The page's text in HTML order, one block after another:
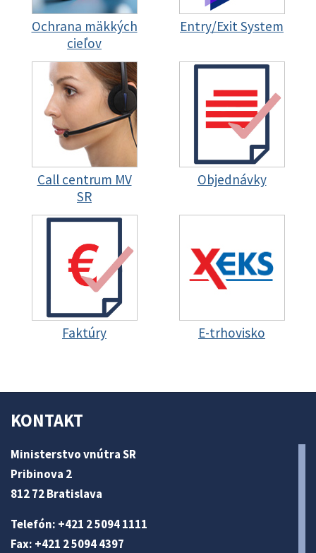
Ochrana mäkkých
cieľov
Entry/Exit System
Call centrum MV
SR
Objednávky
Faktúry E-trhovisko
KONTAKT
Ministerstvo vnútra SR
Pribinova 2
812 72 Bratislava
Telefón: +421 2 5094 1111
Fax: +421 2 5094 4397